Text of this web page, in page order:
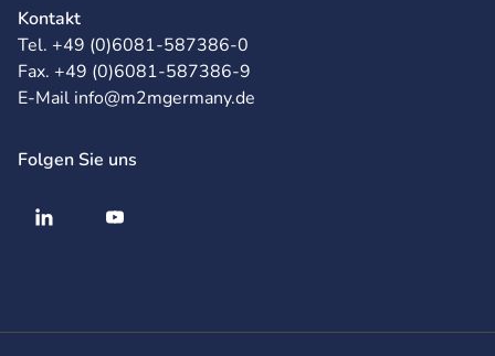
Kontakt
Tel. +49 (0)6081-587386-0
Fax. +49 (0)6081-587386-9
E-Mail info@m2mgermany.de
Folgen Sie uns